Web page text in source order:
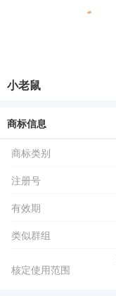
小老鼠
商标信息
商标类别
注册号
有效期
类似群组
核定使用范围